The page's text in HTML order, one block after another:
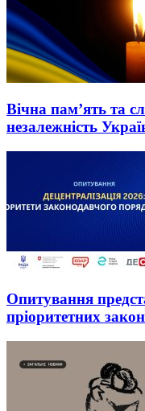
Вічна пам’ять та
незалежність
Опитування
пріоритетних